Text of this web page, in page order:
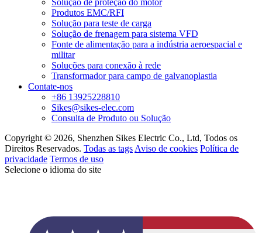
Solução de proteção do motor
Produtos EMC/RFI
Solução para teste de carga
Solução de frenagem para sistema VFD
Fonte de alimentação para a indústria aeroespacial e
militar
Soluções para conexão à rede
Transformador para campo de galvanoplastia
Contate-nos
+86 13925228810
Sikes@sikes-elec.com
Consulta de Produto ou Solução
Copyright © 2026, Shenzhen Sikes Electric Co., Ltd, Todos os
Direitos Reservados. Todas as tags Aviso de cookies Política de
privacidade Termos de uso
Selecione o idioma do site